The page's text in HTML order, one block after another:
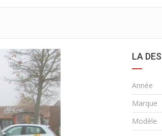
LA
Année
Marque
Modèle